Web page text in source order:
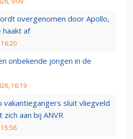
overgenomen door Apollo,
haakt af
onbekende jongen in de
16:19
vakantiegangers sluit vliegveld
zich aan bij ANVR